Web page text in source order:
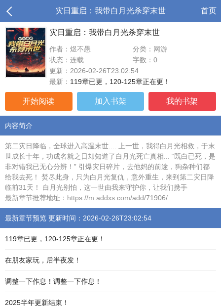
灾日重启：我带白月光杀穿末世 首页
灾日重启：我带白月光杀穿末世
作者：煜不愚
分类：网游
状态：连载
字数：0
更新：2026-02-26T23:02:54
最新： 119章已更，120-125章正在更！
开始阅读 加入书架 我的书架
内容简介
第二灾日降临，全球进入高温末世.... 上一世，我得白月光相救，于末
世成长十年，功成名就之日却知道了白月光死亡真相... “既白已死，是
非对错我已无心分辨！” 引爆灾日碎片，去他妈的前途，狗杂种们都
给我去死！ 焚尽此身，只为白月光复仇，意外重生，来到第二灾日降
临前31天！ 白月光别怕，这一世由我来守护你，让我们携手
最新章节推荐地址：https://m.addxs.com/add/71906/
最新章节预览 更新时间：2026-02-26T23:02:54
119章已更，120-125章正在更！
在朋友家玩，后半夜发！
调整一下作息！调整一下作息！
2025半年更新结束！